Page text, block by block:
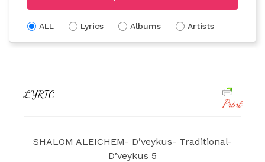
ALL Lyrics Albums Artists
LYRIC
Print
SHALOM ALEICHEM- D’veykus- Traditional-
D’veykus 5